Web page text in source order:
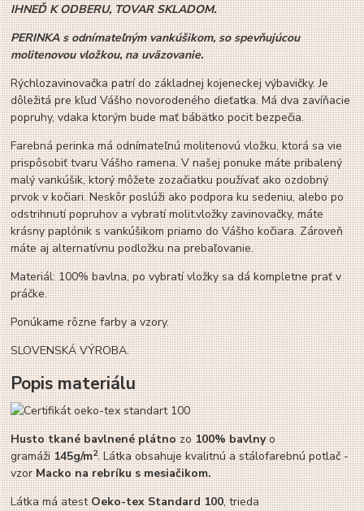
IHNEĎ K ODBERU, TOVAR SKLADOM.
PERINKA s odnímateľným vankúšikom, so spevňujúcou
molitenovou vložkou, na uväzovanie.
Rýchlozavinovačka patrí do základnej kojeneckej výbavičky. Je
dôležitá pre kľud Vášho novorodeného dieťatka. Má dva zavíňacie
popruhy, vdaka ktorým bude mať bábätko pocit bezpečia.
Farebná perinka má odnímateľnú molitenovú vložku, ktorá sa vie
prispôsobiť tvaru Vášho ramena. V našej ponuke máte pribalený
malý vankúšik, ktorý môžete zozačiatku používať ako ozdobný
prvok v kočiari. Neskôr poslúži ako podpora ku sedeniu, alebo po
odstrihnutí popruhov a vybratí molit.vložky zavinovačky, máte
krásny paplónik s vankúšikom priamo do Vášho kočiara. Zároveň
máte aj alternatívnu podložku na prebaľovanie.
Materiál: 100% bavlna, po vybratí vložky sa dá kompletne prať v
práčke.
Ponúkame rôzne farby a vzory.
SLOVENSKÁ VÝROBA.
Popis materiálu
Husto tkané bavlnené plátnozo100% bavlnyo
gramáži145g/m2. Látka obsahuje kvalitnú a stálofarebnú potlač -
vzorMacko na rebríku s mesiačikom.
Látka má atestOeko-tex Standard 100, trieda